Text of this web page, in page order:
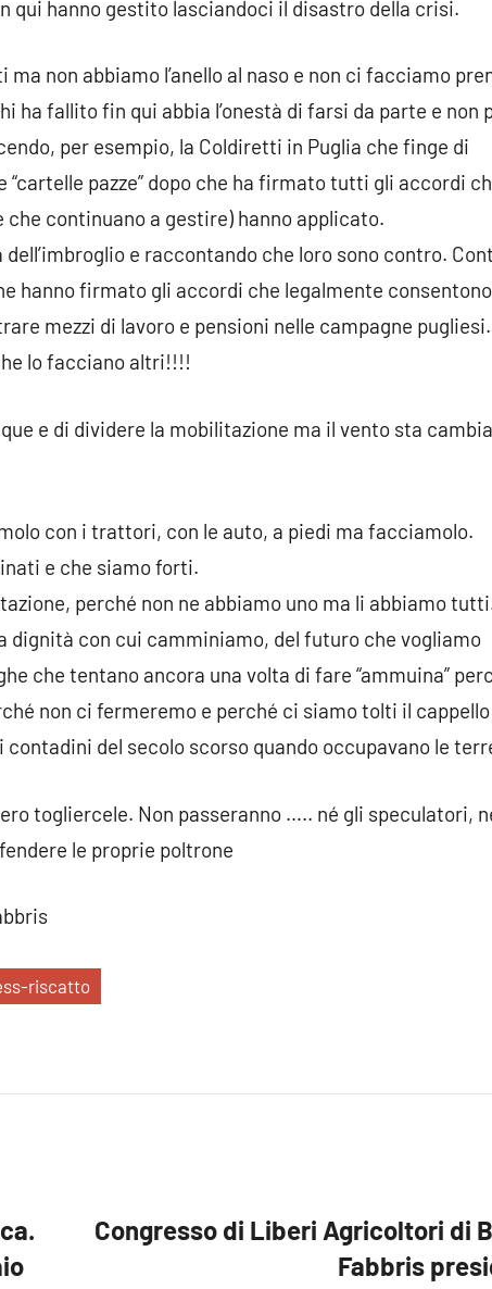
qui hanno gestito lasciandoci il disastro della crisi.
non abbiamo l’anello al naso e non ci facciamo
ha fallito fin qui abbia l’onestà di farsi da parte e non
per esempio, la Coldiretti in Puglia che finge di
pazze” dopo che ha firmato tutti gli accordi
continuano a gestire) hanno applicato.
e raccontando che loro sono contro.
hanno firmato gli accordi che legalmente
mezzi di lavoro e pensioni nelle campagne pugliesi.
lo facciano altri!!!!
e di dividere la mobilitazione ma il vento sta
con i trattori, con le auto, a piedi ma facciamolo.
e che siamo forti.
perché non ne abbiamo uno ma li abbiamo
dignità con cui camminiamo, del futuro che vogliamo
che tentano ancora una volta di fare “ammuina”
non ci fermeremo e perché ci siamo tolti il
del secolo scorso quando occupavano le
togliercele. Non passeranno ….. né gli speculatori,
le proprie poltrone
riscatto
Congresso di Liberi Agricoltori di
Fabbris